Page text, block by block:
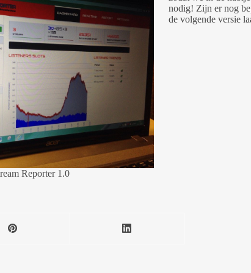
Reporter 1.0
nodig! Zijn er nog
de volgende versie